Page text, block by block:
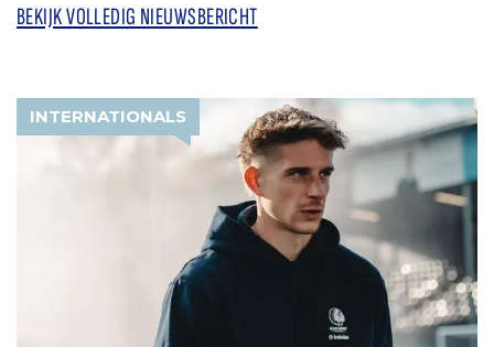
BEKIJK VOLLEDIG NIEUWSBERICHT
INTERNATIONALS